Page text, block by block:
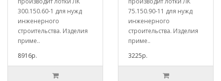
300.150.60-1 для нужд
инженерного
строительства. Изделия
приме..
8916р.
75.150.90-11 для нужд
инженерного
строительства. Изделия
приме..
3225р.